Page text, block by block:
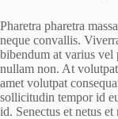
Pharetra pharetra
neque convallis.
bibendum at varius vel
nullam non. At
amet volutpat
sollicitudin tempor id
id. Senectus et netus et